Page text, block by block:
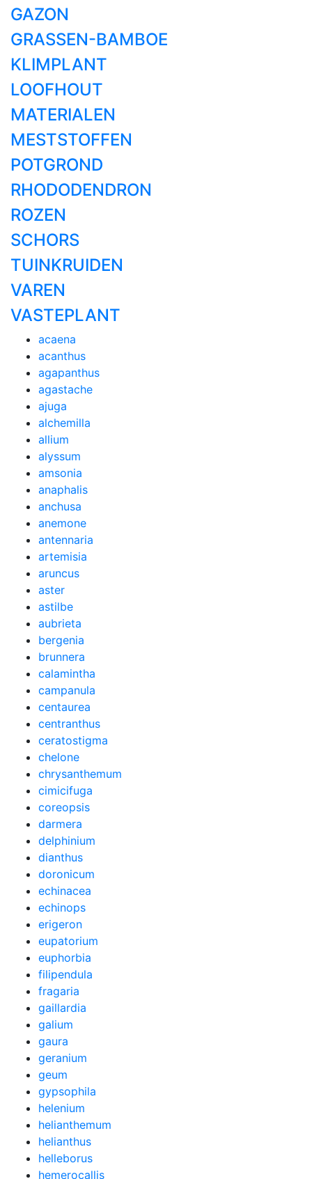
GAZON
GRASSEN-BAMBOE
KLIMPLANT
LOOFHOUT
MATERIALEN
MESTSTOFFEN
POTGROND
RHODODENDRON
ROZEN
SCHORS
TUINKRUIDEN
VAREN
VASTEPLANT
acaena
acanthus
agapanthus
agastache
ajuga
alchemilla
allium
alyssum
amsonia
anaphalis
anchusa
anemone
antennaria
artemisia
aruncus
aster
astilbe
aubrieta
bergenia
brunnera
calamintha
campanula
centaurea
centranthus
ceratostigma
chelone
chrysanthemum
cimicifuga
coreopsis
darmera
delphinium
dianthus
doronicum
echinacea
echinops
erigeron
eupatorium
euphorbia
filipendula
fragaria
gaillardia
galium
gaura
geranium
geum
gypsophila
helenium
helianthemum
helianthus
helleborus
hemerocallis